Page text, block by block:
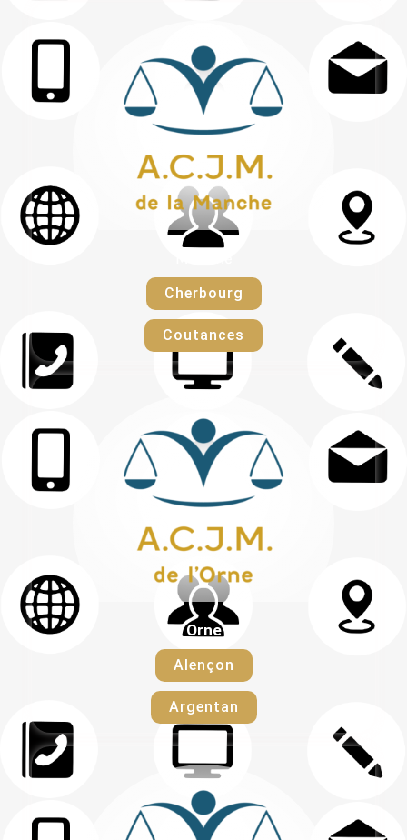
Cherbourg
Coutances
Orne
Alençon
Argentan